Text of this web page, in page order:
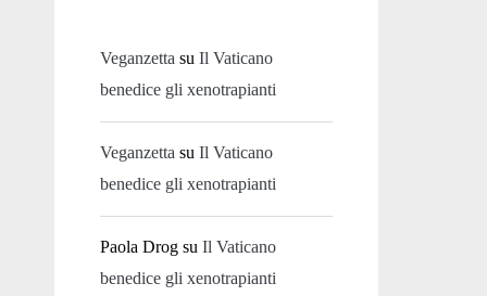
Veganzetta suIl Vaticano
benedice gli xenotrapianti
Veganzetta suIl Vaticano
benedice gli xenotrapianti
Paola Drog suIl Vaticano
benedice gli xenotrapianti